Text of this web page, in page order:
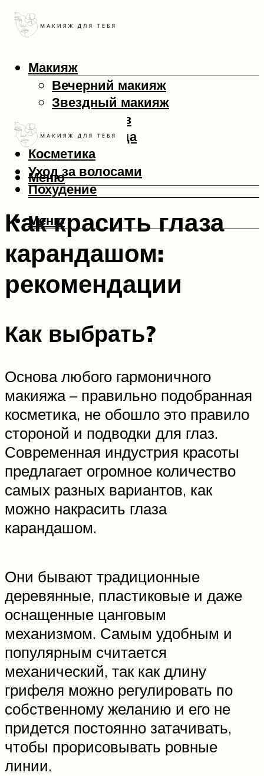
Макияж
Вечерний макияж
Звездный макияж
Макияж глаз
Макияж лица
Косметика
Уход за волосами
Похудение
Меню
Меню
Как красить глаза
карандашом:
рекомендации
Как выбрать?
Основа любого гармоничного
макияжа – правильно подобранная
косметика, не обошло это правило
стороной и подводки для глаз.
Современная индустрия красоты
предлагает огромное количество
самых разных вариантов, как
можно накрасить глаза
карандашом.
Они бывают традиционные
деревянные, пластиковые и даже
оснащенные цанговым
механизмом. Самым удобным и
популярным считается
механический, так как длину
грифеля можно регулировать по
собственному желанию и его не
придется постоянно затачивать,
чтобы прорисовывать ровные
линии.